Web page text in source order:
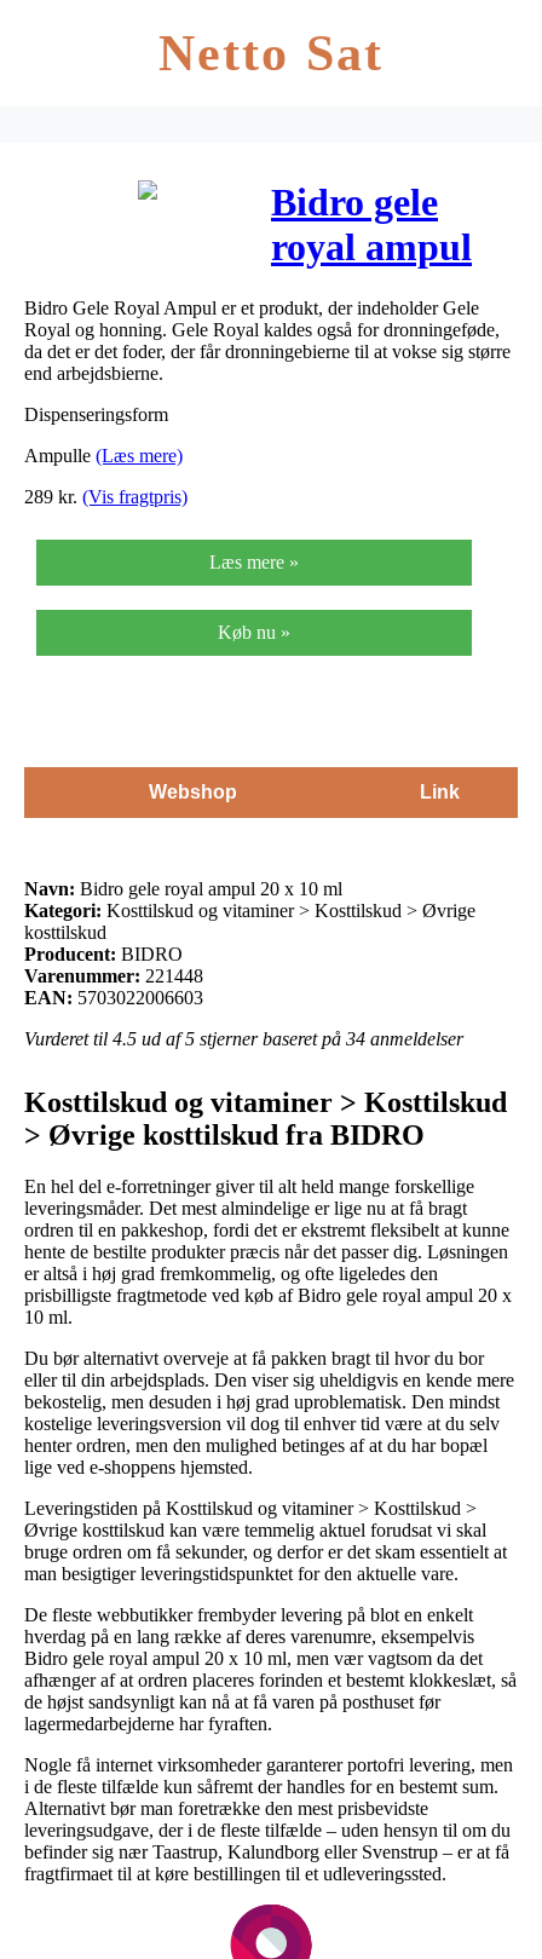
Netto Sat
Bidro gele
royal ampul
20 x 10 ml
Bidro Gele Royal Ampul er et produkt, der indeholder Gele
Royal og honning. Gele Royal kaldes også for dronningeføde,
da det er det foder, der får dronningebierne til at vokse sig større
end arbejdsbierne.
Dispenseringsform
Ampulle (Læs mere)
289 kr. (Vis fragtpris)
Læs mere »
Køb nu »
Webshop Link
Navn: Bidro gele royal ampul 20 x 10 ml
Kategori: Kosttilskud og vitaminer > Kosttilskud > Øvrige
kosttilskud
Producent: BIDRO
Varenummer: 221448
EAN: 5703022006603
Vurderet til 4.5 ud af 5 stjerner baseret på 34 anmeldelser
Kosttilskud og vitaminer > Kosttilskud
> Øvrige kosttilskud fra BIDRO
En hel del e-forretninger giver til alt held mange forskellige
leveringsmåder. Det mest almindelige er lige nu at få bragt
ordren til en pakkeshop, fordi det er ekstremt fleksibelt at kunne
hente de bestilte produkter præcis når det passer dig. Løsningen
er altså i høj grad fremkommelig, og ofte ligeledes den
prisbilligste fragtmetode ved køb af Bidro gele royal ampul 20 x
10 ml.
Du bør alternativt overveje at få pakken bragt til hvor du bor
eller til din arbejdsplads. Den viser sig uheldigvis en kende mere
bekostelig, men desuden i høj grad uproblematisk. Den mindst
kostelige leveringsversion vil dog til enhver tid være at du selv
henter ordren, men den mulighed betinges af at du har bopæl
lige ved e-shoppens hjemsted.
Leveringstiden på Kosttilskud og vitaminer > Kosttilskud >
Øvrige kosttilskud kan være temmelig aktuel forudsat vi skal
bruge ordren om få sekunder, og derfor er det skam essentielt at
man besigtiger leveringstidspunktet for den aktuelle vare.
De fleste webbutikker frembyder levering på blot en enkelt
hverdag på en lang række af deres varenumre, eksempelvis
Bidro gele royal ampul 20 x 10 ml, men vær vagtsom da det
afhænger af at ordren placeres forinden et bestemt klokkeslæt, så
de højst sandsynligt kan nå at få varen på posthuset før
lagermedarbejderne har fyraften.
Nogle få internet virksomheder garanterer portofri levering, men
i de fleste tilfælde kun såfremt der handles for en bestemt sum.
Alternativt bør man foretrække den mest prisbevidste
leveringsudgave, der i de fleste tilfælde – uden hensyn til om du
befinder sig nær Taastrup, Kalundborg eller Svenstrup – er at få
fragtfirmaet til at køre bestillingen til et udleveringssted.